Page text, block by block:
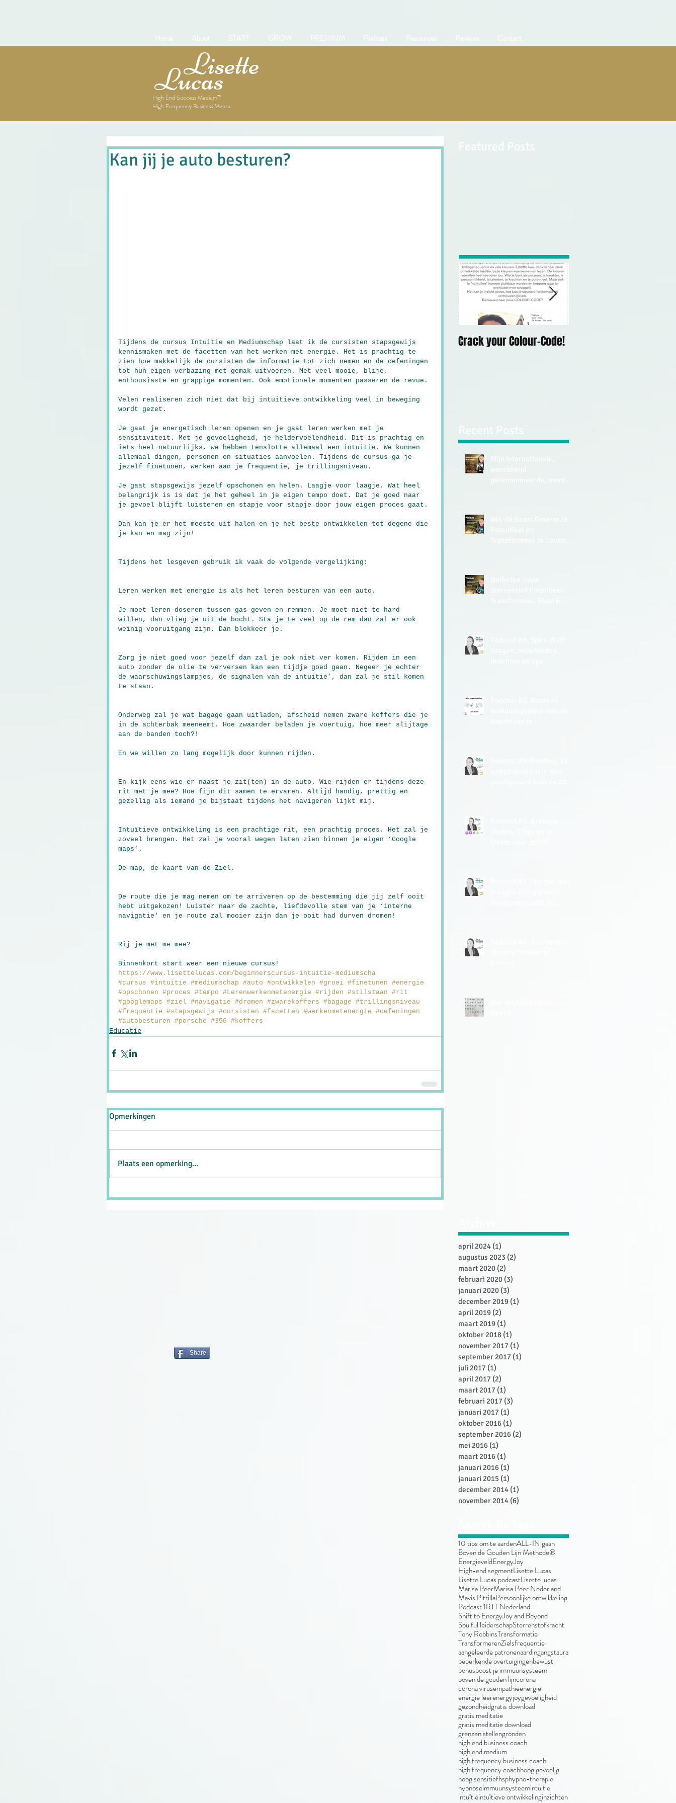
Lisette
Lucas
High End Success Medium™
High Frequency Business Mentor
Home About START GROW
Kan jij je auto besturen?
Tijdens de cursus Intuitie en Mediumschap laat ik de cursisten stapsgewijs
kennismaken met de facetten van het werken met energie. Het is prachtig te
zien hoe makkelijk de cursisten de informatie tot zich nemen en de oefeningen
tot hun eigen verbazing met gemak uitvoeren. Met veel mooie, blije,
enthousiaste en grappige momenten. Ook emotionele momenten passeren de revue.
Velen realiseren zich niet dat bij intuitieve ontwikkeling veel in beweging
wordt gezet.
Je gaat je energetisch leren openen en je gaat leren werken met je
sensitiviteit. Met je gevoeligheid, je heldervoelendheid. Dit is prachtig en
iets heel natuurlijks, we hebben tenslotte allemaal een intuitie. We kunnen
allemaal dingen, personen en situaties aanvoelen. Tijdens de cursus ga je
jezelf finetunen, werken aan je frequentie, je trillingsniveau.
Je gaat stapsgewijs jezelf opschonen en helen. Laagje voor laagje. Wat heel
belangrijk is is dat je het geheel in je eigen tempo doet. Dat je goed naar
je gevoel blijft luisteren en stapje voor stapje door jouw eigen proces gaat.
Dan kan je er het meeste uit halen en je het beste ontwikkelen tot degene die
je kan en mag zijn!
Tijdens het lesgeven gebruik ik vaak de volgende vergelijking:
Leren werken met energie is als het leren besturen van een auto.
Je moet leren doseren tussen gas geven en remmen. Je moet niet te hard
willen, dan vlieg je uit de bocht. Sta je te veel op de rem dan zal er ook
weinig vooruitgang zijn. Dan blokkeer je.
Zorg je niet goed voor jezelf dan zal je ook niet ver komen. Rijden in een
auto zonder de olie te verversen kan een tijdje goed gaan. Negeer je echter
de waarschuwingslampjes, de signalen van de intuitie’, dan zal je stil komen
te staan.
Onderweg zal je wat bagage gaan uitladen, afscheid nemen zware koffers die je
in de achterbak meeneemt. Hoe zwaarder beladen je voertuig, hoe meer slijtage
aan de banden toch?!
En we willen zo lang mogelijk door kunnen rijden.
En kijk eens wie er naast je zit(ten) in de auto. Wie rijden er tijdens deze
rit met je mee? Hoe fijn dit samen te ervaren. Altijd handig, prettig en
gezellig als iemand je bijstaat tijdens het navigeren lijkt mij.
Intuïtieve ontwikkeling is een prachtige rit, een prachtig proces. Het zal je
zoveel brengen. Het zal je vooral wegen laten zien binnen je eigen ‘Google
maps’.
De map, de kaart van de Ziel.
De route die je mag nemen om te arriveren op de bestemming die jij zelf ooit
hebt uitgekozen! Luister naar de zachte, liefdevolle stem van je ‘interne
navigatie‘ en je route zal mooier zijn dan je ooit had durven dromen!
Rij je met me mee?
Binnenkort start weer een nieuwe cursus!
https://www.lisettelucas.com/beginnerscursus-intuitie-mediumscha
#cursus #intuitie #mediumschap #auto #ontwikkelen #groei #finetunen #energie
#opschonen #proces #tempo #Lerenwerkenmetenergie #rijden #stilstaan #rit
#googlemaps #ziel #navigatie #dromen #zwarekoffers #bagage #trillingsniveau
#frequentie #stapsgewijs #cursisten #facetten #werkenmetenergie #oefeningen
#autobesturen #porsche #356 #koffers
Educatie
Opmerkingen
Plaats een opmerking...
Featured Posts
Crack your Colour-Code!
Share
april 2024 (1)
augustus 2023 (2)
maart 2020 (2)
februari 2020 (3)
januari 2020 (3)
december 2019 (1)
april 2019 (2)
maart 2019 (1)
oktober 2018 (1)
november 2017 (1)
september 2017 (1)
juli 2017 (1)
april 2017 (2)
maart 2017 (1)
februari 2017 (3)
januari 2017 (1)
oktober 2016 (1)
september 2016 (2)
mei 2016 (1)
maart 2016 (1)
januari 2016 (1)
januari 2015 (1)
december 2014 (1)
november 2014 (6)
10 tips om te aardenALL-IN gaan
Boven de Gouden Lijn Methode®
EnergieveldEnergyJoy
High-end segmentLisette Lucas
Lisette Lucas podcastLisette lucas
Marisa PeerMarisa Peer Nederland
Mavis PittillaPersoonlijke ontwikkeling
Podcast 1RTT Nederland
Shift to EnergyJoy and Beyond
Soulful leiderschapSterrenstofkracht
Tony RobbinsTransformatie
TransformerenZielsfrequentie
aangeleerde patronenaardingangstaura
beperkende overtuigingenbewust
bonusboost je immuunsysteem
boven de gouden lijncorona
corona virusempathieenergie
energie leerenergyjoygevoeligheid
gezondheidgratis download
gratis meditatie
gratis meditatie download
grenzen stellengronden
high end business coach
high end medium
high frequency business coach
high frequency coachhoog gevoelig
hoog sensitiefhsphypno-therapie
hypnoseimmuunsysteemintuitie
intuïtieintuïtieve ontwikkelinginzichten